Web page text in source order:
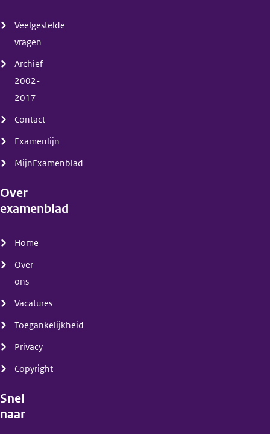
Veelgestelde
vragen
Archief
2002-
2017
Contact
Examenlijn
MijnExamenblad
Over
examenblad
Home
Over
ons
Vacatures
Toegankelijkheid
Privacy
Copyright
Snel
naar